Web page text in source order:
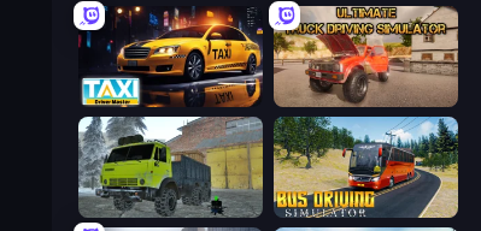
Taxi Driver: Master Ultimate Truck Driving Simulator 2020
Taiga Car Driver Bus Driving Simulator